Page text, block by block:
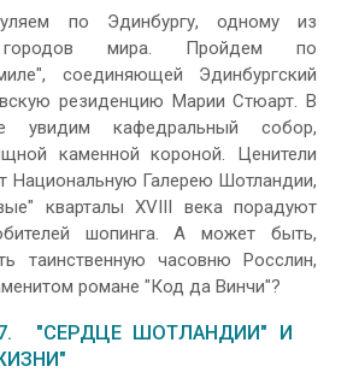
по Эдинбургу, одному из
городов мира. Пройдем по
соединяющей Эдинбургский
резиденцию Марии Стюарт. В
увидим кафедральный собор,
каменной короной. Ценители
Национальную Галерею Шотландии,
кварталы XVIII века порадуют
шопинга. А может быть,
таинственную часовню Росслин,
романе "Код да Винчи"?
"СЕРДЦЕ ШОТЛАНДИИ" И